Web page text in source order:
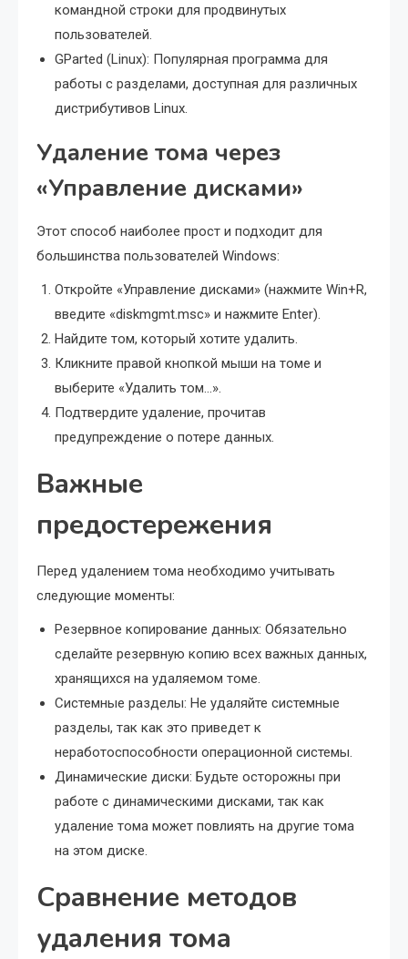
командной строки для продвинутых
пользователей.
GParted (Linux): Популярная программа для
работы с разделами, доступная для различных
дистрибутивов Linux.
Удаление тома через
«Управление дисками»
Этот способ наиболее прост и подходит для
большинства пользователей Windows:
Откройте «Управление дисками» (нажмите Win+R,
введите «diskmgmt.msc» и нажмите Enter).
Найдите том, который хотите удалить.
Кликните правой кнопкой мыши на томе и
выберите «Удалить том…».
Подтвердите удаление, прочитав
предупреждение о потере данных.
Важные
предостережения
Перед удалением тома необходимо учитывать
следующие моменты:
Резервное копирование данных: Обязательно
сделайте резервную копию всех важных данных,
хранящихся на удаляемом томе.
Системные разделы: Не удаляйте системные
разделы, так как это приведет к
неработоспособности операционной системы.
Динамические диски: Будьте осторожны при
работе с динамическими дисками, так как
удаление тома может повлиять на другие тома
на этом диске.
Сравнение методов
удаления тома